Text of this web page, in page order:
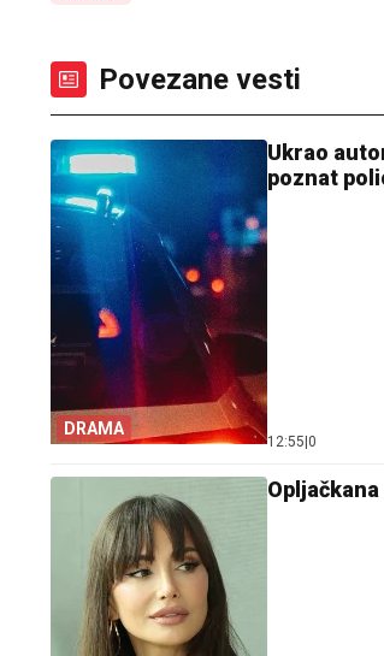
Povezane vesti
DRAMA
Ukrao
poznat
12:55 0